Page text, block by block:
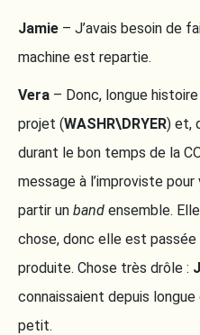
Jamie – J’avais besoin de
machine est repartie.
Vera – Donc, longue
projet (WASHR\DRYER) et,
durant le bon temps de la
message à l’improviste
partir un band ensemble.
chose, donc elle est passée
produite. Chose très drôle :
connaissaient depuis
petit.